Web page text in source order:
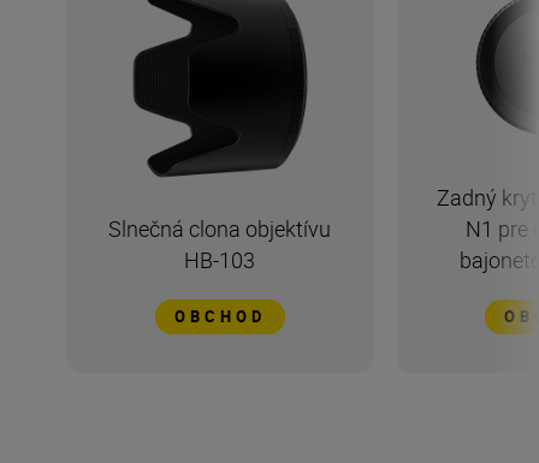
Slnečná clona objektívu
HB-103
OBCHOD
Zadný
N1 pre